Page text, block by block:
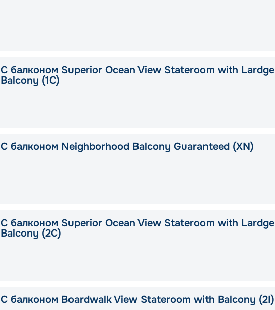
С балконом Superior Ocean View Stateroom with Lardge
Balcony (1C)
С балконом Neighborhood Balcony Guaranteed (XN)
С балконом Superior Ocean View Stateroom with Lardge
Balcony (2C)
С балконом Boardwalk View Stateroom with Balcony (2I)